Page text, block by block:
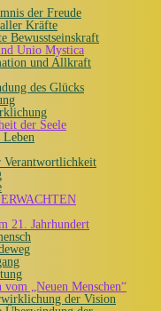
der Freude
Kräfte
Bewusstseinskraft
Unio Mystica
und Allkraft
des Glücks
der Seele
Leben
Verantwortlichkeit
21. Jahrhundert
„Neuen Menschen“
der Vision